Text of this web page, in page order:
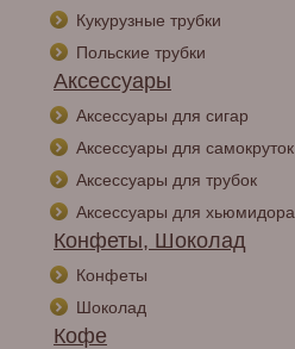
Кукурузные трубки
Польские трубки
Аксессуары
Аксессуары для сигар
Аксессуары для самокруток
Аксессуары для трубок
Аксессуары для хьюмидора
Конфеты, Шоколад
Конфеты
Шоколад
Кофе